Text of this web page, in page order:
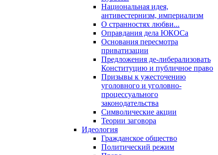
Национальная идея,
антивестернизм, империализм
О странностях любви...
Оправдания дела ЮКОСа
Основания пересмотра
приватизации
Предложения де-либерализовать
Конституцию и публичное право
Призывы к ужесточению
уголовного и уголовно-
процессуального
законодательства
Символические акции
Теории заговора
Идеология
Гражданское общество
Политический режим